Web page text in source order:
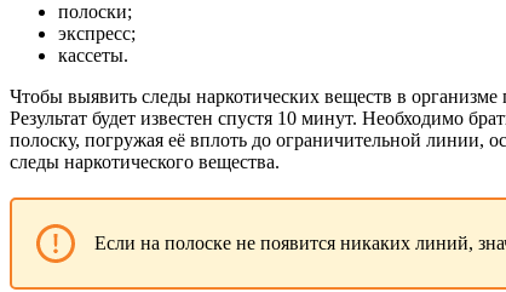
полоски;
экспресс;
кассеты.
Чтобы выявить следы наркотических веществ в
Результат будет известен спустя 10 минут. Необходимо
полоску, погружая её вплоть до ограничительной линии,
следы наркотического вещества.
Если на полоске не появится никаких линий,